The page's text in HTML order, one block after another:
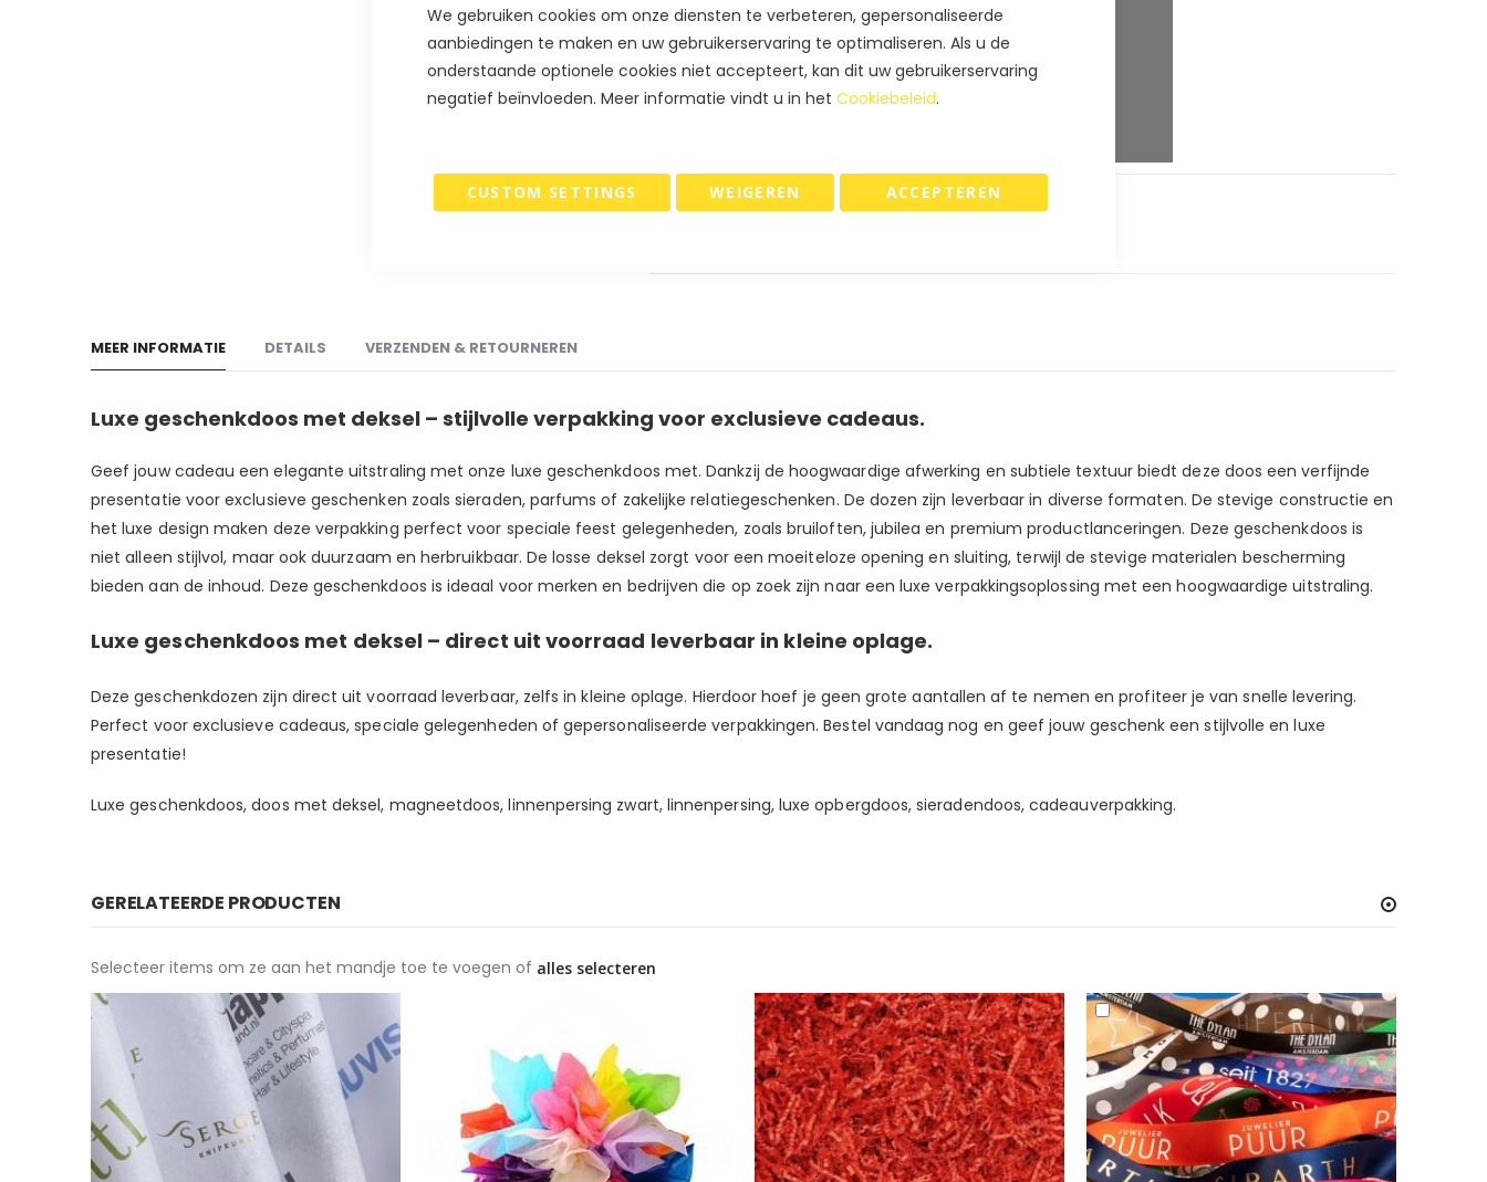
We gebruiken cookies om onze diensten te verbeteren, gepersonaliseerde
aanbiedingen te maken en uw gebruikerservaring te optimaliseren. Als u de
onderstaande optionele cookies niet accepteert, kan dit uw gebruikerservaring
negatief beïnvloeden. Meer informatie vindt u in het Cookiebeleid.
ACCEPTEREN
CUSTOM SETTINGS WEIGEREN
Extra staffelkorting
Koop 2 voor€ 229,09 enbespaar
Koop 5 voor
€ 221,86 en
MEER INFORMATIE
Luxe geschenkdoos met deksel – stijlvolle verpakking voor exclusieve cadeaus.
Geef jouw cadeau een elegante uitstraling met onze luxe geschenkdoos met. Dankzij de hoogwaardige afwerking en subtiele textuur biedt deze doos een verfijnde
presentatie voor exclusieve geschenken zoals sieraden, parfums of zakelijke relatiegeschenken. De dozen zijn leverbaar in diverse formaten. De stevige constructie en
het luxe design maken deze verpakking perfect voor speciale feest gelegenheden, zoals bruiloften, jubilea en premium productlanceringen. Deze geschenkdoos is
niet alleen stijlvol, maar ook duurzaam en herbruikbaar. De losse deksel zorgt voor een moeiteloze opening en sluiting, terwijl de stevige materialen bescherming
bieden aan de inhoud. Deze geschenkdoos is ideaal voor merken en bedrijven die op zoek zijn naar een luxe verpakkingsoplossing met een hoogwaardige uitstraling.
Luxe geschenkdoos met deksel – direct uit voorraad leverbaar in kleine oplage.
Deze geschenkdozen zijn direct uit voorraad leverbaar, zelfs in kleine oplage. Hierdoor hoef je geen grote aantallen af te nemen en profiteer je van snelle levering.
Perfect voor exclusieve cadeaus, speciale gelegenheden of gepersonaliseerde verpakkingen. Bestel vandaag nog en geef jouw geschenk een stijlvolle en luxe
presentatie!
Luxe geschenkdoos, doos met deksel, magneetdoos, linnenpersing zwart, linnenpersing, luxe opbergdoos, sieradendoos, cadeauverpakking.
DETAILS VERZENDEN & RETOURNEREN
GERELATEERDE PRODUCTEN
Selecteer items om ze aan het mandje toe te voegen of alles selecteren